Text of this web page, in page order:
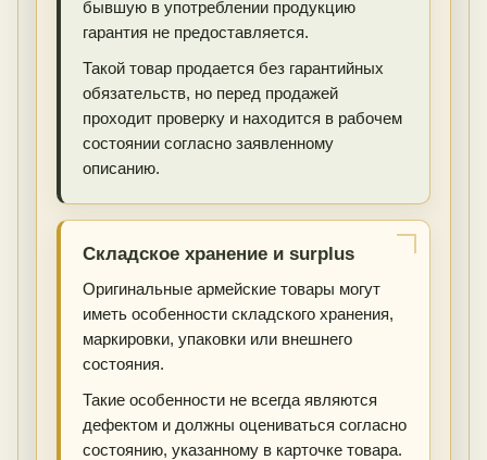
бывшую в употреблении продукцию
гарантия не предоставляется.
Такой товар продается без гарантийных
обязательств, но перед продажей
проходит проверку и находится в рабочем
состоянии согласно заявленному
описанию.
Складское хранение и surplus
Оригинальные армейские товары могут
иметь особенности складского хранения,
маркировки, упаковки или внешнего
состояния.
Такие особенности не всегда являются
дефектом и должны оцениваться согласно
состоянию, указанному в карточке товара.